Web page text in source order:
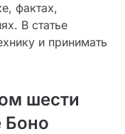
фактах,
В статье
и принимать
шести
Боно